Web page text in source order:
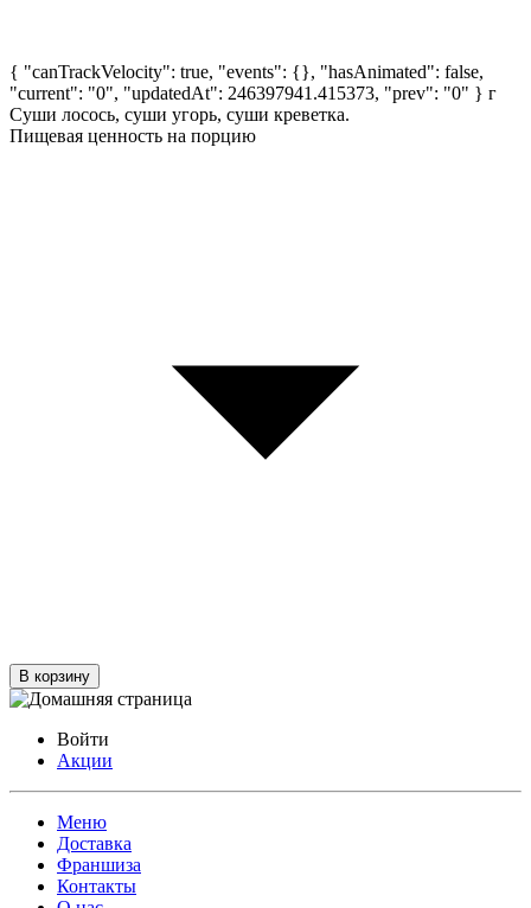
{ "canTrackVelocity": true, "events": {}, "hasAnimated": false,
"current": "0", "updatedAt": 246397941.415373, "prev": "0" } г
Суши лосось, суши угорь, суши креветка.
Пищевая ценность на порцию
В корзину
Войти
Акции
Меню
Доставка
Франшиза
Контакты